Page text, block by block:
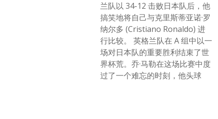
兰队以 34-12 击败日本队后，他
搞笑地将自己与克里斯蒂亚诺·罗
纳尔多 (Cristiano Ronaldo) 进
行比较。 英格兰队在 A 组中以一
场对日本队的重要胜利结束了世
界杯荒。乔·马勒在这场比赛中度
过了一个难忘的时刻，他头球